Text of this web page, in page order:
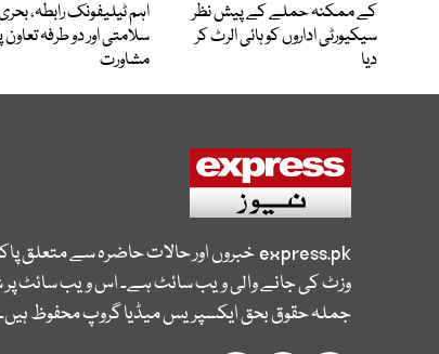
کے ممکنہ حملے کے پیش نظر
سیکیورٹی اداروں کو ہائی الرٹ کر
دیا
اہم ٹیلیفونک رابطہ،
سلامتی اور دو طرفہ تعاون
مشاورت
express.pkخبروں اور حالات حاضرہ سے متعلق
وزٹ کی جانے والی ویب سائٹ ہے۔ اس ویب سائٹ پر
جملہ حقوق بحق ایکسپریس میڈیا گروپ محفوظ